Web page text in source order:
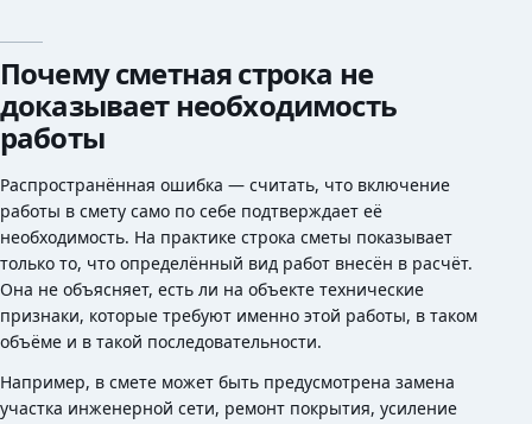
Почему сметная строка не
доказывает необходимость
работы
Распространённая ошибка — считать, что включение
работы в смету само по себе подтверждает её
необходимость. На практике строка сметы показывает
только то, что определённый вид работ внесён в расчёт.
Она не объясняет, есть ли на объекте технические
признаки, которые требуют именно этой работы, в таком
объёме и в такой последовательности.
Например, в смете может быть предусмотрена замена
участка инженерной сети, ремонт покрытия, усиление